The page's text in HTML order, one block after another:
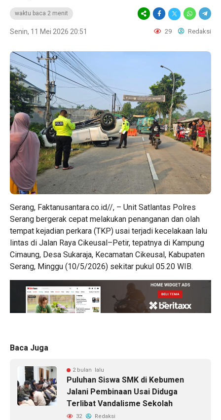
waktu baca 2 menit
Senin, 11 Mei 2026 20:51 29 Redaksi
Serang, Faktanusantara.co.id//, – Unit Satlantas Polres
Serang bergerak cepat melakukan penanganan dan olah
tempat kejadian perkara (TKP) usai terjadi kecelakaan lalu
lintas di Jalan Raya Cikeusal–Petir, tepatnya di Kampung
Cimaung, Desa Sukaraja, Kecamatan Cikeusal, Kabupaten
Serang, Minggu (10/5/2026) sekitar pukul 05.20 WIB.
Baca Juga
2 bulan lalu
Puluhan Siswa SMK di Kebumen
Jalani Pembinaan Usai Diduga
Terlibat Vandalisme Sekolah
32 Redaksi